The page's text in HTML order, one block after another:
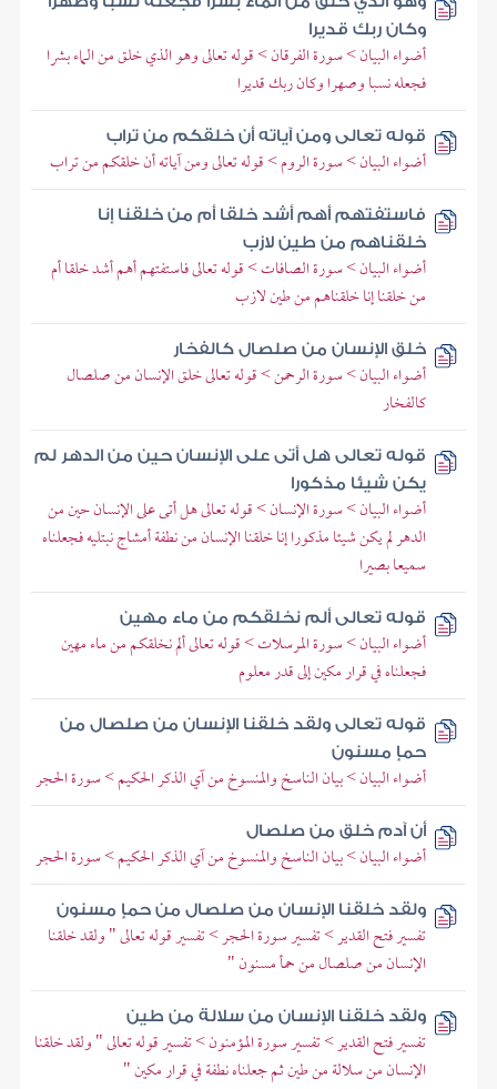
وكان ربك قديرا
أضواء البيان > سورة الفرقان > قوله تعالى وهو الذي خلق من الماء بشرا
فجعله نسبا وصهرا وكان ربك قديرا
قوله تعالى ومن آياته أن خلقكم من تراب
أضواء البيان > سورة الروم > قوله تعالى ومن آياته أن خلقكم من تراب
فاستفتهم أهم أشد خلقا أم من خلقنا إنا
خلقناهم من طين لازب
أضواء البيان > سورة الصافات > قوله تعالى فاستفتهم أهم أشد خلقا أم
من خلقنا إنا خلقناهم من طين لازب
خلق الإنسان من صلصال كالفخار
أضواء البيان > سورة الرحمن > قوله تعالى خلق الإنسان من صلصال
كالفخار
قوله تعالى هل أتى على الإنسان حين من الدهر لم
يكن شيئا مذكورا
أضواء البيان > سورة الإنسان > قوله تعالى هل أتى على الإنسان حين من
الدهر لم يكن شيئا مذكورا إنا خلقنا الإنسان من نطفة أمشاج نبتليه فجعلناه
سميعا بصيرا
قوله تعالى ألم نخلقكم من ماء مهين
أضواء البيان > سورة المرسلات > قوله تعالى ألم نخلقكم من ماء مهين
فجعلناه في قرار مكين إلى قدر معلوم
قوله تعالى ولقد خلقنا الإنسان من صلصال من
حمإ مسنون
أضواء البيان > بيان الناسخ والمنسوخ من آي الذكر الحكيم > سورة الحجر
أن آدم خلق من صلصال
أضواء البيان > بيان الناسخ والمنسوخ من آي الذكر الحكيم > سورة الحجر
ولقد خلقنا الإنسان من صلصال من حمإ مسنون
تفسير فتح القدير > تفسير سورة الحجر > تفسير قوله تعالى " ولقد خلقنا
الإنسان من صلصال من حمأ مسنون "
ولقد خلقنا الإنسان من سلالة من طين
تفسير فتح القدير > تفسير سورة المؤمنون > تفسير قوله تعالى " ولقد خلقنا
الإنسان من سلالة من طين ثم جعلناه نطفة في قرار مكين "